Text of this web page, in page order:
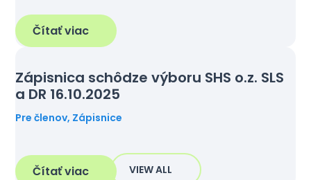
Čítať viac
Zápisnica schôdze výboru SHS o.z. SLS
a DR 16.10.2025
Pre členov, Zápisnice
Čítať viac VIEW ALL